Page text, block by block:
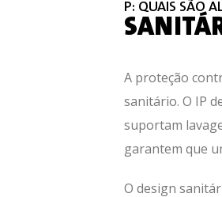
P: QUAIS SÃO
A proteção
sanitário. O IP
suportam
garantem que
O design